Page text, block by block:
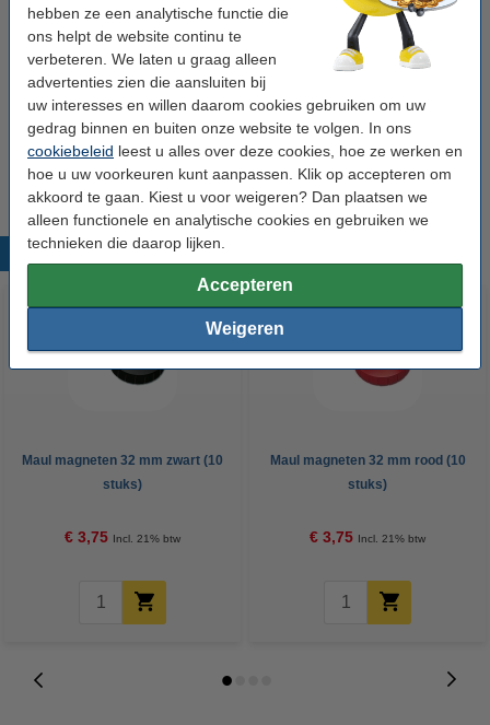
hebben ze een analytische functie die
ons helpt de website continu te
verbeteren. We laten u graag alleen
advertenties zien die aansluiten bij
uw interesses en willen daarom cookies gebruiken om uw
gedrag binnen en buiten onze website te volgen. In ons
cookiebeleid leest u alles over deze cookies, hoe ze werken en
hoe u uw voorkeuren kunt aanpassen. Klik op accepteren om
akkoord te gaan. Kiest u voor weigeren? Dan plaatsen we
alleen functionele en analytische cookies en gebruiken we
technieken die daarop lijken.
Accepteren
Weigeren
€ 2,95
Winstpakker!
Aanbieding: 3x 123inkt magneten 30 mm blauw
(10 stuks)
€ 8,25
Populaire producten
Maul magneten 32 mm zwart (10
stuks)
€ 3,75 Incl. 21% btw
Maul magneten 32 mm rood (10
stuks)
€ 3,75 Incl. 21% btw